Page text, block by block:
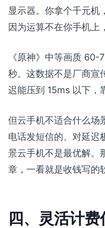
显示器。你拿个千元机
因为运算不在你手机上
《原神》中等画质
秒。这数据不是厂商宣
迟能压到 15ms 以下，
但云手机不适合什么场
电话发短信的、对延迟
景云手机不是最优解。
章，一看就是收钱写的
四、灵活计